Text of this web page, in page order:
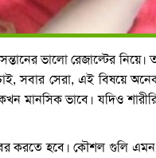
ভালো রেজাল্টের নিয়ে।
সেরা, এই বিষয়ে অনেক
মানসিক ভাবে। যদিও
করতে হবে। কৌশল গুলি এমন